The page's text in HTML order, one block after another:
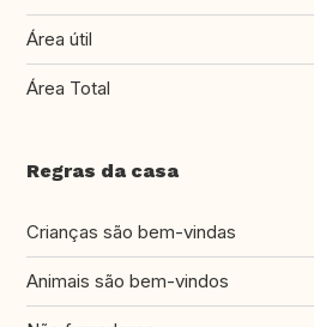
Área útil
Área Total
Regras da casa
Crianças são bem-vindas
Animais são bem-vindos